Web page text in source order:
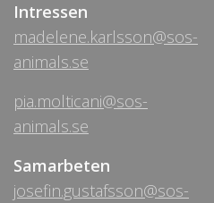
Intressen
madelene.karlsson@sos-
animals.se
pia.molticani@sos-
animals.se
Samarbeten
josefin.gustafsson@sos-